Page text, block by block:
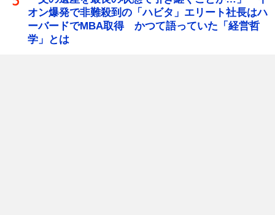
オン爆発で非難殺到の「ハビタ」エリート社長はハ
ーバードでMBA取得 かつて語っていた「経営哲
学」とは